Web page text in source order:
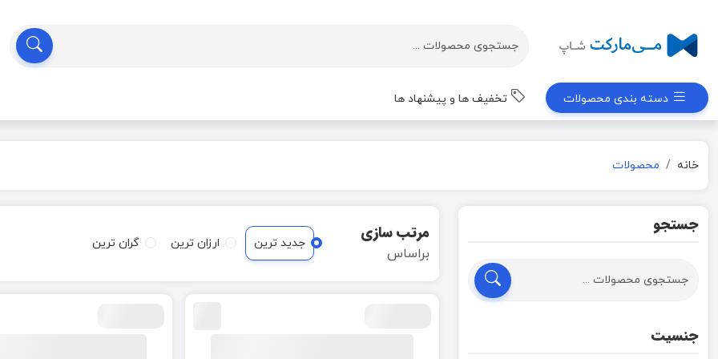
دسته بندی محصولات تخفیف ها و پیشنهاد ها
خانه محصولات
جستجو
جنسیت
مرتب سازی
براساس
جدید ترین ارزان ترین گران ترین